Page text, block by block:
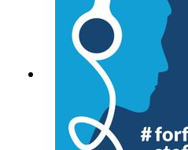
datters far. Som en
midlertidigt ned med
der driver en dyregård
et af de forurenede
også Marias
har haft kontakt til
inde til forsoning.